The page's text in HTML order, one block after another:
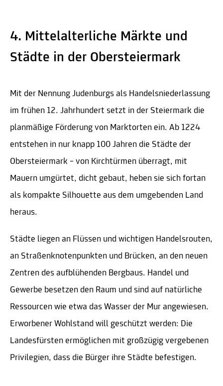
4. Mittelalterliche Märkte und
Städte in der Obersteiermark
Mit der Nennung Judenburgs als Handelsniederlassung
im frühen 12. Jahrhundert setzt in der Steiermark die
planmäßige Förderung von Marktorten ein. Ab 1224
entstehen in nur knapp 100 Jahren die Städte der
Obersteiermark – von Kirchtürmen überragt, mit
Mauern umgürtet, dicht gebaut, heben sie sich fortan
als kompakte Silhouette aus dem umgebenden Land
heraus.
Städte liegen an Flüssen und wichtigen Handelsrouten,
an Straßenknotenpunkten und Brücken, an den neuen
Zentren des aufblühenden Bergbaus. Handel und
Gewerbe besetzen den Raum und sind auf natürliche
Ressourcen wie etwa das Wasser der Mur angewiesen.
Erworbener Wohlstand will geschützt werden: Die
Landesfürsten ermöglichen mit großzügig vergebenen
Privilegien, dass die Bürger ihre Städte befestigen.